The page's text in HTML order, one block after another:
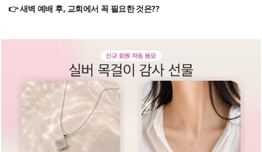
👉 새벽 예배 후, 교회에서 꼭 필요한 것은??